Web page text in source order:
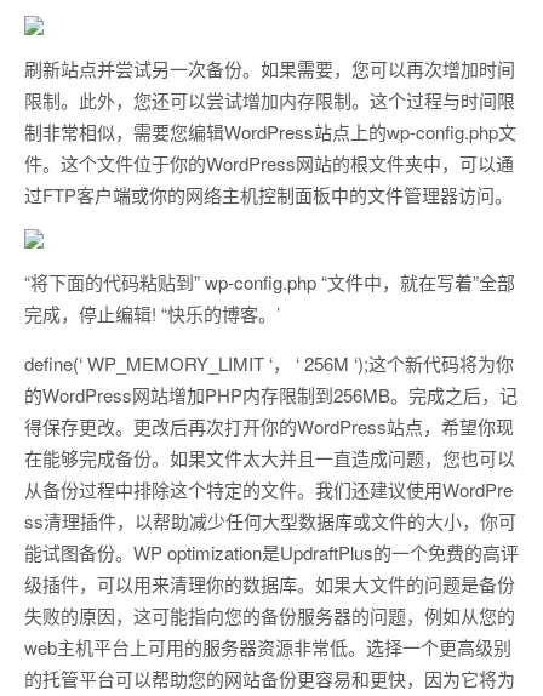
刷新站点并尝试另一次备份。如果需要，您可以再次增加时间
限制。此外，您还可以尝试增加内存限制。这个过程与时间限
制非常相似，需要您编辑WordPress站点上的wp-config.php文
件。这个文件位于你的WordPress网站的根文件夹中，可以通
过FTP客户端或你的网络主机控制面板中的文件管理器访问。
“将下面的代码粘贴到” wp-config.php “文件中，就在写着”全部
完成，停止编辑! “快乐的博客。’
define(‘ WP_MEMORY_LIMIT ‘， ‘ 256M ‘);这个新代码将为你
的WordPress网站增加PHP内存限制到256MB。完成之后，记
得保存更改。更改后再次打开你的WordPress站点，希望你现
在能够完成备份。如果文件太大并且一直造成问题，您也可以
从备份过程中排除这个特定的文件。我们还建议使用WordPre
ss清理插件，以帮助减少任何大型数据库或文件的大小，你可
能试图备份。WP optimization是UpdraftPlus的一个免费的高评
级插件，可以用来清理你的数据库。如果大文件的问题是备份
失败的原因，这可能指向您的备份服务器的问题，例如从您的
web主机平台上可用的服务器资源非常低。选择一个更高级别
的托管平台可以帮助您的网站备份更容易和更快，因为它将为